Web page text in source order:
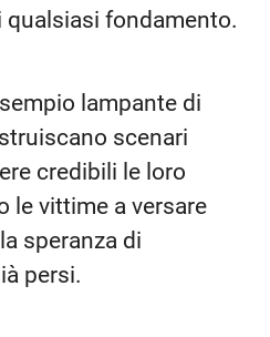
qualsiasi fondamento.
lampante di
scenari
credibili le loro
le vittime a versare
speranza di
persi.